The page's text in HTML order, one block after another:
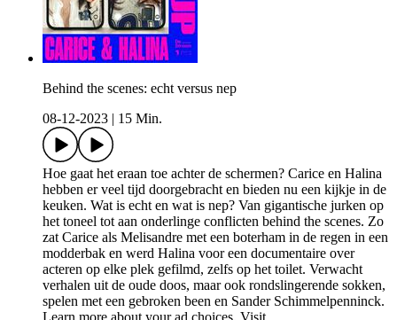
Behind the scenes: echt versus nep
08-12-2023
15 Min.
Hoe gaat het eraan toe achter de schermen? Carice en Halina
hebben er veel tijd doorgebracht en bieden nu een kijkje in de
keuken. Wat is echt en wat is nep? Van gigantische jurken op
het toneel tot aan onderlinge conflicten behind the scenes. Zo
zat Carice als Melisandre met een boterham in de regen in een
modderbak en werd Halina voor een documentaire over
acteren op elke plek gefilmd, zelfs op het toilet. Verwacht
verhalen uit de oude doos, maar ook rondslingerende sokken,
spelen met een gebroken been en Sander Schimmelpenninck.